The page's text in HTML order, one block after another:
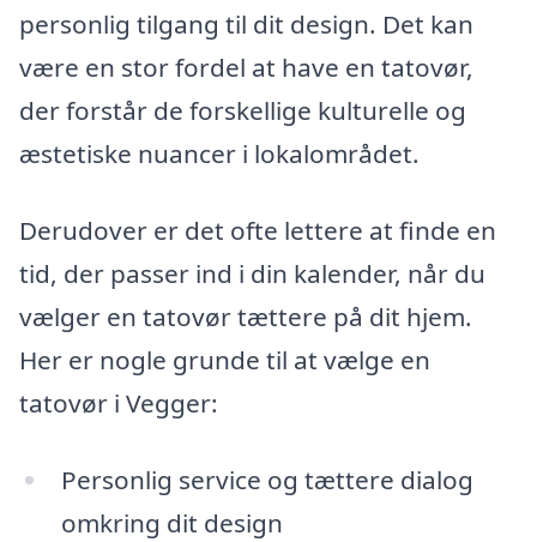
personlig tilgang til dit design. Det kan
være en stor fordel at have en tatovør,
der forstår de forskellige kulturelle og
æstetiske nuancer i lokalområdet.
Derudover er det ofte lettere at finde en
tid, der passer ind i din kalender, når du
vælger en tatovør tættere på dit hjem.
Her er nogle grunde til at vælge en
tatovør i Vegger:
Personlig service og tættere dialog
omkring dit design